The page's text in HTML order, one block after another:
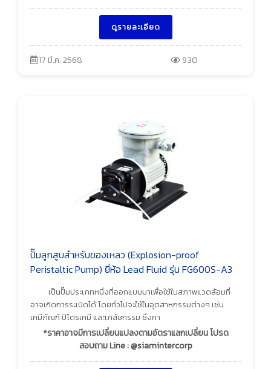
ดูรายละเอียด
17 มี.ค. 2568 930
ปั๊มลูกสูบสำหรับของเหลว (Explosion-proof
Peristaltic Pump) ยี่ห้อ Lead Fluid รุ่น FG600S-A3
เป็นปั๊มประเภทหนึ่งที่ออกแบบมาเพื่อใช้ในสภาพแวดล้อมที่
อาจเกิดการระเบิดได้ โดยทั่วไปจะใช้ในอุตสาหกรรมต่างๆ เช่น
เคมีภัณฑ์ ปิโตรเคมี และเภสัชกรรม ซึ่งกา
*ราคาอาจมีการเปลี่ยนแปลงตามอัตราแลกเปลี่ยน โปรด
สอบถาม Line : @siamintercorp